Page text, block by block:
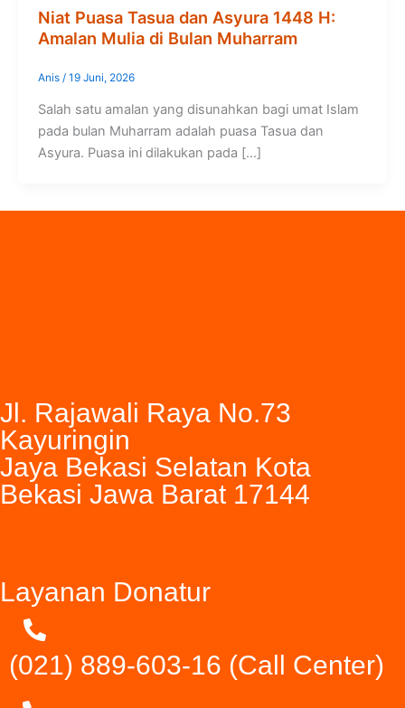
Niat Puasa Tasua dan Asyura 1448 H:
Amalan Mulia di Bulan Muharram
Anis / 19 Juni, 2026
Salah satu amalan yang disunahkan bagi umat Islam
pada bulan Muharram adalah puasa Tasua dan
Asyura. Puasa ini dilakukan pada […]
Jl. Rajawali Raya No.73
Kayuringin
Jaya Bekasi Selatan Kota
Bekasi Jawa Barat 17144
Layanan Donatur
(021) 889-603-16 (Call Center)